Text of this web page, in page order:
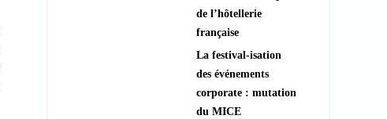
de l’hôtellerie
française
La festival-isation
des événements
corporate : mutation
du MICE